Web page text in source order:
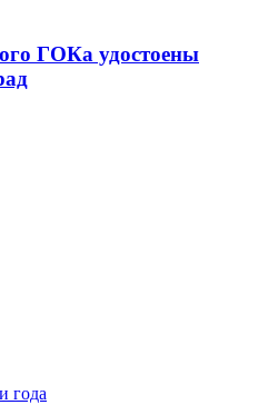
ГОКа удостоены
года